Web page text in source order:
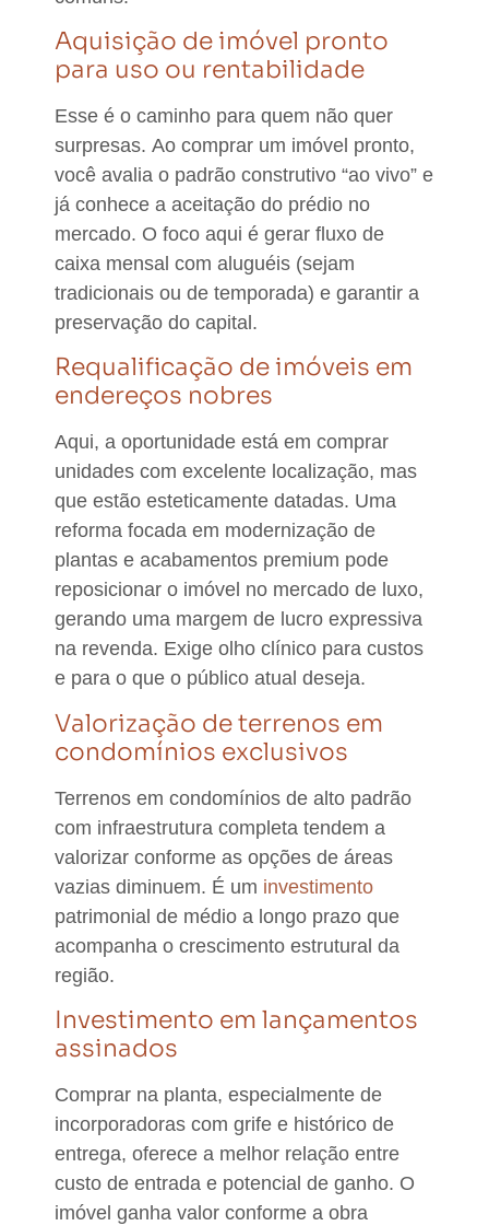
Aquisição de imóvel pronto
para uso ou rentabilidade
Esse é o caminho para quem não quer
surpresas. Ao comprar um imóvel pronto,
você avalia o padrão construtivo “ao vivo” e
já conhece a aceitação do prédio no
mercado. O foco aqui é gerar fluxo de
caixa mensal com aluguéis (sejam
tradicionais ou de temporada) e garantir a
preservação do capital.
Requalificação de imóveis em
endereços nobres
Aqui, a oportunidade está em comprar
unidades com excelente localização, mas
que estão esteticamente datadas. Uma
reforma focada em modernização de
plantas e acabamentos premium pode
reposicionar o imóvel no mercado de luxo,
gerando uma margem de lucro expressiva
na revenda. Exige olho clínico para custos
e para o que o público atual deseja.
Valorização de terrenos em
condomínios exclusivos
Terrenos em condomínios de alto padrão
com infraestrutura completa tendem a
valorizar conforme as opções de áreas
vazias diminuem. É um investimento
patrimonial de médio a longo prazo que
acompanha o crescimento estrutural da
região.
Investimento em lançamentos
assinados
Comprar na planta, especialmente de
incorporadoras com grife e histórico de
entrega, oferece a melhor relação entre
custo de entrada e potencial de ganho. O
imóvel ganha valor conforme a obra